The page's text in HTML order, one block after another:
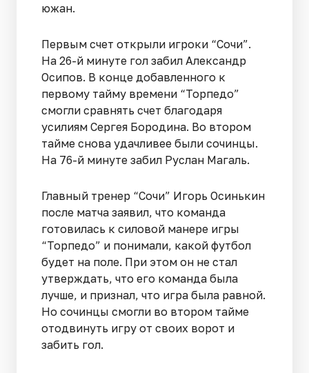
южан.
Первым счет открыли игроки “Сочи”.
На 26-й минуте гол забил Александр
Осипов. В конце добавленного к
первому тайму времени “Торпедо”
смогли сравнять счет благодаря
усилиям Сергея Бородина. Во втором
тайме снова удачливее были сочинцы.
На 76-й минуте забил Руслан Магаль.
Главный тренер “Сочи” Игорь Осинькин
после матча заявил, что команда
готовилась к силовой манере игры
“Торпедо” и понимали, какой футбол
будет на поле. При этом он не стал
утверждать, что его команда была
лучше, и признал, что игра была равной.
Но сочинцы смогли во втором тайме
отодвинуть игру от своих ворот и
забить гол.